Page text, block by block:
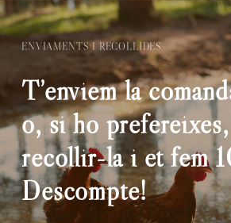
ENVIAMENTS I RECOLLIDES
T’enviem la
o, si ho
recollir-la i et fem
Descompte!